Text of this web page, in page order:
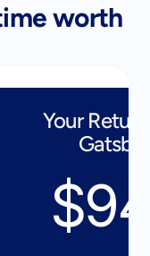
worth
Your